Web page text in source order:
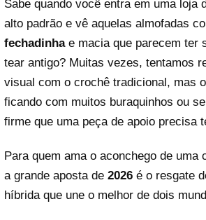
Sabe quando você entra em uma loja
alto padrão e vê aquelas almofadas
fechadinhae macia que parecem ter
tear antigo? Muitas vezes, tentamos
visual com o crochê tradicional, mas o
ficando com muitos buraquinhos ou
firme que uma peça de apoio precisa
Para quem ama o aconchego de uma
a grande aposta de 2026 é o resgate
híbrida que une o melhor de dois